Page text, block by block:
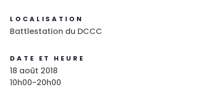
LOCALISATION
Battlestation du DCCC
DATE ET HEURE
18 août 2018
10h00-20h00